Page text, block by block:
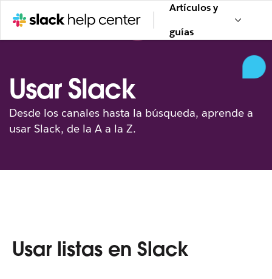
Artículos y
guías
Usar Slack
Desde los canales hasta la búsqueda, aprende a
usar Slack, de la A a la Z.
Usar listas en Slack